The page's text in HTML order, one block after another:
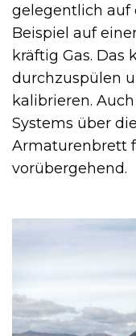
gelegentlich auf
Beispiel auf
kräftig Gas. Das
durchzuspülen
kalibrieren.
Systems über
Armaturenbrett
vorübergehend.